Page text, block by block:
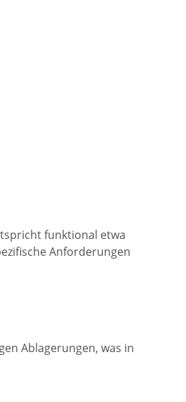
funktional etwa
Anforderungen
Ablagerungen, was in